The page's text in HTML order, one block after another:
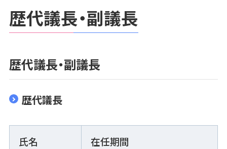
歴代議長・副議長
歴代議長・副議長
歴代議長
氏名 在任期間